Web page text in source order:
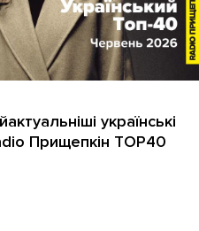
українські
Прищепкін TOP40